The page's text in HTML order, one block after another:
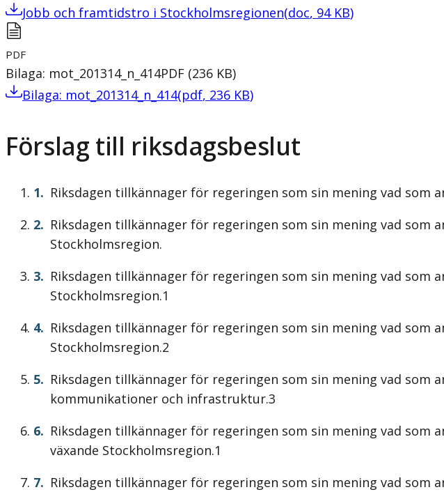
Jobb och framtidstro i Stockholmsregionen(doc, 94 KB)
PDF
Bilaga: mot_201314_n_414PDF (236 KB)
Bilaga: mot_201314_n_414(pdf, 236 KB)
Förslag till riksdagsbeslut
Riksdagen tillkännager för regeringen som sin mening vad
Riksdagen tillkännager för regeringen som sin mening vad
Stockholmsregion.
Riksdagen tillkännager för regeringen som sin mening vad
Stockholmsregion.1
Riksdagen tillkännager för regeringen som sin mening vad
Stockholmsregion.2
Riksdagen tillkännager för regeringen som sin mening vad
kommunikationer och infrastruktur.3
Riksdagen tillkännager för regeringen som sin mening vad
växande Stockholmsregion.1
Riksdagen tillkännager för regeringen som sin mening vad